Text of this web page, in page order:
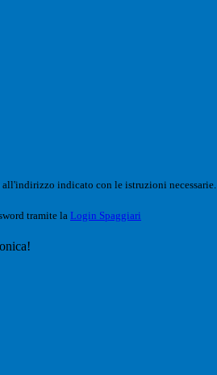
all'indirizzo indicato con le istruzioni necessarie.
tramite la Login Spaggiari